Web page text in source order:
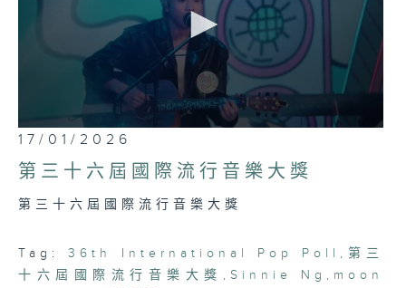
0
seconds
of
1
6
seconds
17/01/2026
第三十六屆國際流行音樂大獎
第三十六屆國際流行音樂大獎
Tag: 36th International Pop Poll , 第三
十六屆國際流行音樂大獎 , Sinnie Ng , moon